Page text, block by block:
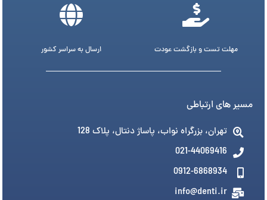
مهلت تست و بازگشت عودت ارسال به سراسر کشور
مسیر های ارتباطی
تهران، بزرگراه نواب، پاساژ دنتال، پلاک 128
021-44069416
0912-6868934
info@denti.ir